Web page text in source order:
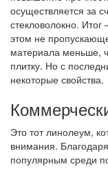
осуществляется за
стекловолокно.
этом не
материала меньше,
плитку. Но с
некоторые свойства.
Это тот линолеум,
внимания.
популярным среди